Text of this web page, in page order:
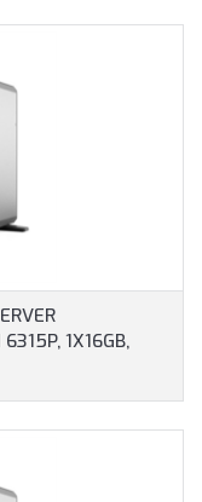
1X16GB,
IDRAC9
3 ÉV